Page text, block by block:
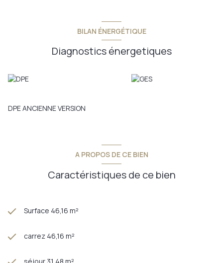
Les deux places de stationnement sont la 1 et la 14
Revenu locatif envisageable : 700€/mois soit 8 400 €/an hors
A savoir : - Immeuble récent - 8 lots d'habitation - chauffage au
sol électrique et radiateur fluide caloporteur - chauffe-eau
- Stationnement 1 + 14
- Taxe foncière : 410 euro environ
A très vite, Kate
Annonce proposée par un agent commercial
Les informations sur les risques auxquels ce bien est exposé
BILAN ÉNERGÉTIQUE
Diagnostics énergetiques
DPE ANCIENNE VERSION
A PROPOS DE CE BIEN
Caractéristiques de ce bien
Surface 46,16 m²
carrez 46,16 m²
séjour 31,48 m²